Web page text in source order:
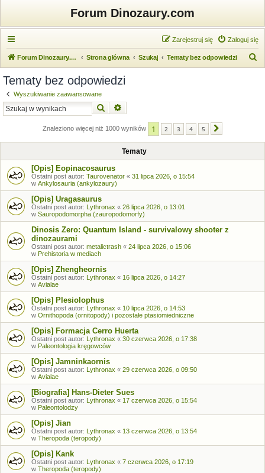
Forum Dinozaury.com
Zaloguj się
Zarejestruj się
Forum Dinozaury.com Strona główna Szukaj Tematy bez odpowiedzi
Tematy bez odpowiedzi
Wyszukiwanie zaawansowane
Szukaj
Znaleziono więcej niż 1000 wyników 1 2 3 4 5
Tematy
[Opis] Eopinacosaurus
Ostatni post autor: Taurovenator « 31 lipca 2026, o 15:54
w Ankylosauria (ankylozaury)
[Opis] Uragasaurus
Ostatni post autor: Lythronax « 26 lipca 2026, o 13:01
w Sauropodomorpha (zauropodomorfy)
Dinosis Zero: Quantum Island - survivalowy shooter z
dinozaurami
Ostatni post autor: metalictrash « 24 lipca 2026, o 15:06
w Prehistoria w mediach
[Opis] Zhengheornis
Ostatni post autor: Lythronax « 16 lipca 2026, o 14:27
w Avialae
[Opis] Plesiolophus
Ostatni post autor: Lythronax « 10 lipca 2026, o 14:53
w Ornithopoda (ornitopody) i pozostałe ptasiomiedniczne
[Opis] Formacja Cerro Huerta
Ostatni post autor: Lythronax « 30 czerwca 2026, o 17:38
w Paleontologia kręgowców
[Opis] Jamninkaornis
Ostatni post autor: Lythronax « 29 czerwca 2026, o 09:50
w Avialae
[Biografia] Hans-Dieter Sues
Ostatni post autor: Lythronax « 17 czerwca 2026, o 15:54
w Paleontolodzy
[Opis] Jian
Ostatni post autor: Lythronax « 13 czerwca 2026, o 13:54
w Theropoda (teropody)
[Opis] Kank
Ostatni post autor: Lythronax « 7 czerwca 2026, o 17:19
w Theropoda (teropody)